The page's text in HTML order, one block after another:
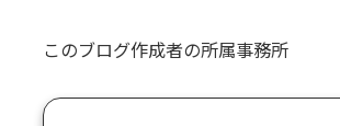
このブログ作成者の所属事務所